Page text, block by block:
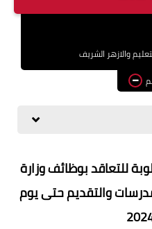
والازهر الشريف
للتعاقد بوظائف وزارة
والتقديم حتى يوم